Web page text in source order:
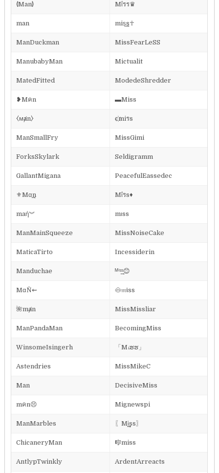
⦉Man⦊ Mΐรร♛
man mis͢͢͢s☥
ManDuckman MissFearLeSS
ManubabyMan Mictualit
MatedFitted ModedeShredder
❥Mคn ▬Miss
⧼ᴍⱥn⧽ є҉miรs
ManSmallFry MissGimi
ForksSkylark Seldigramm
GallantMigana PeacefulEassedec
⚜Mα͢͢͢n Mΐรs♦️
maή︾ mιss
ManMainSqueeze MissNoiseCake
MaticaTirto Incessiderin
Manduchae ᴹⁱˢ͢͢͢ˢ😊
MαŇ⇜ 🐽𝔪𝖎ss
🌺mⱥn MissMissliar
ManPandaMan BecomingMiss
WinsomeIsingerh 「M𝓲ຮຮ」
Astendries MissMikeC
Man DecisiveMiss
mคn😣 Mignewspi
ManMarbles 〖MᎥ͢͢͢ss〗
ChicaneryMan 🎼miss
AntlypTwinkly ArdentArreacts